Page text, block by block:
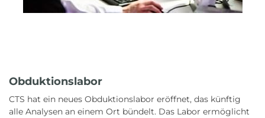
Obduktionslabor
CTS hat ein neues Obduktionslabor eröffnet, das künftig
alle Analysen an einem Ort bündelt. Das Labor ermöglicht